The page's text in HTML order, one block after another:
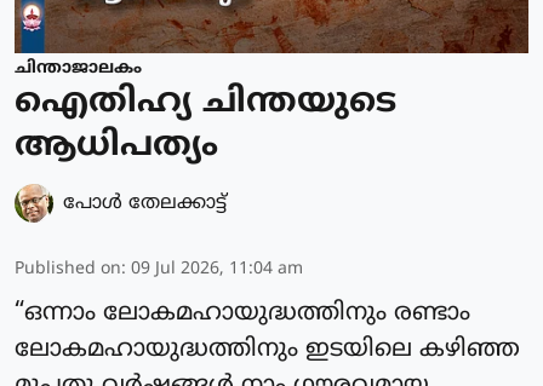
ചിന്താജാലകം
ഐതിഹ്യ ചിന്തയുടെ
ആധിപത്യം
പോള്‍ തേലക്കാട്ട്‌
Published on: 09 Jul 2026, 11:04 am
“ഒന്നാം ലോകമഹായുദ്ധത്തിനും രണ്ടാം
ലോകമഹായുദ്ധത്തിനും ഇടയിലെ കഴിഞ്ഞ